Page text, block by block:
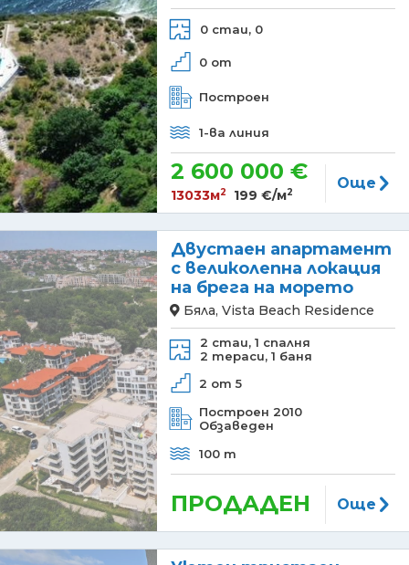
0 стаи, 0
0 от
Построен
1-ва линия
2 600 000 €
13033м2 199 €/м2
Още
Двустаен апартамент
с великолепна локация
на брега на морето
Бяла, Vista Beach Residence
2 стаи, 1 спалня
2 тераси, 1 баня
2 от 5
Построен 2010
Обзаведен
100 m
ПРОДАДЕН Още